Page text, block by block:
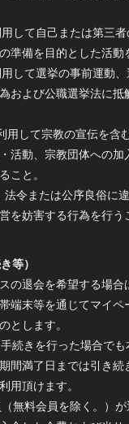
して自己または第三
準備を目的とした活動
して選挙の事前運動
および公職選挙法に抵
用して宗教の宣伝を含
活動、宗教団体への加
こと。
法令または公序良俗に
を妨害する行為を行う
等）
の退会を希望する場
端末等を通じてマイ
とします。
続きを行った場合で
間満了日までは引き続
用頂けます。
無料会員を除く。）